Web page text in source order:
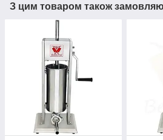
З цим товаром також